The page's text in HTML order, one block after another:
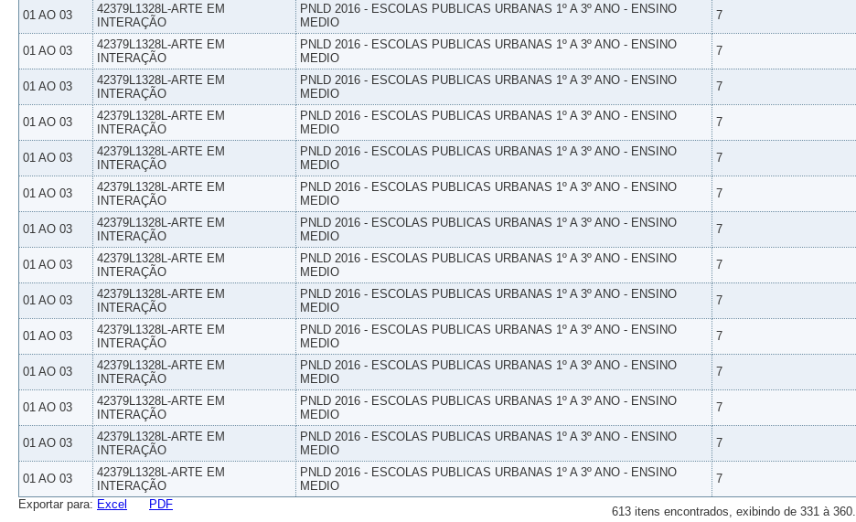
01 AO 03
42379L1328L-ARTE EM
INTERAÇÃO
PNLD 2016 - ESCOLAS PUBLICAS URBANAS 1º A 3º ANO - ENSINO
MEDIO
7
01 AO 03
42379L1328L-ARTE EM
INTERAÇÃO
PNLD 2016 - ESCOLAS PUBLICAS URBANAS 1º A 3º ANO - ENSINO
MEDIO
7
01 AO 03
42379L1328L-ARTE EM
INTERAÇÃO
PNLD 2016 - ESCOLAS PUBLICAS URBANAS 1º A 3º ANO - ENSINO
MEDIO
7
01 AO 03
42379L1328L-ARTE EM
INTERAÇÃO
PNLD 2016 - ESCOLAS PUBLICAS URBANAS 1º A 3º ANO - ENSINO
MEDIO
7
01 AO 03
42379L1328L-ARTE EM
INTERAÇÃO
PNLD 2016 - ESCOLAS PUBLICAS URBANAS 1º A 3º ANO - ENSINO
MEDIO
7
01 AO 03
42379L1328L-ARTE EM
INTERAÇÃO
PNLD 2016 - ESCOLAS PUBLICAS URBANAS 1º A 3º ANO - ENSINO
MEDIO
7
01 AO 03
42379L1328L-ARTE EM
INTERAÇÃO
PNLD 2016 - ESCOLAS PUBLICAS URBANAS 1º A 3º ANO - ENSINO
MEDIO
7
01 AO 03
42379L1328L-ARTE EM
INTERAÇÃO
PNLD 2016 - ESCOLAS PUBLICAS URBANAS 1º A 3º ANO - ENSINO
MEDIO
7
01 AO 03
42379L1328L-ARTE EM
INTERAÇÃO
PNLD 2016 - ESCOLAS PUBLICAS URBANAS 1º A 3º ANO - ENSINO
MEDIO
7
01 AO 03
42379L1328L-ARTE EM
INTERAÇÃO
PNLD 2016 - ESCOLAS PUBLICAS URBANAS 1º A 3º ANO - ENSINO
MEDIO
7
01 AO 03
42379L1328L-ARTE EM
INTERAÇÃO
PNLD 2016 - ESCOLAS PUBLICAS URBANAS 1º A 3º ANO - ENSINO
MEDIO
7
01 AO 03
42379L1328L-ARTE EM
INTERAÇÃO
PNLD 2016 - ESCOLAS PUBLICAS URBANAS 1º A 3º ANO - ENSINO
MEDIO
7
01 AO 03
42379L1328L-ARTE EM
INTERAÇÃO
PNLD 2016 - ESCOLAS PUBLICAS URBANAS 1º A 3º ANO - ENSINO
MEDIO
7
01 AO 03
42379L1328L-ARTE EM
INTERAÇÃO
PNLD 2016 - ESCOLAS PUBLICAS URBANAS 1º A 3º ANO - ENSINO
MEDIO
7
613 itens encontrados, exibindo de 331 à 360.
Exportar para: Excel PDF